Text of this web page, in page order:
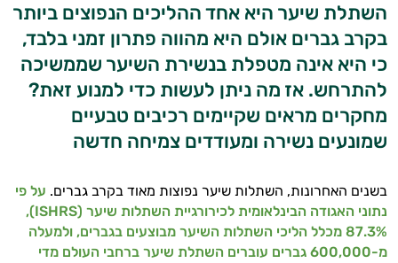
השתלת שיער היא אחד ההליכים הנפוצים ביותר
בקרב גברים אולם היא מהווה פתרון זמני בלבד,
כי היא אינה מטפלת בנשירת השיער שממשיכה
להתרחש. אז מה ניתן לעשות כדי למנוע זאת?
מחקרים מראים שקיימים רכיבים טבעיים
שמונעים נשירה ומעודדים צמיחה חדשה
בשנים האחרונות, השתלות שיער נפוצות מאוד בקרב גברים. על פי
נתוני האגודה הבינלאומית לכירורגיית השתלות שיער (ISHRS),
87.3% מכלל הליכי השתלות השיער מבוצעים בגברים, ולמעלה
מ-600,000 גברים עוברים השתלת שיער ברחבי העולם מדי